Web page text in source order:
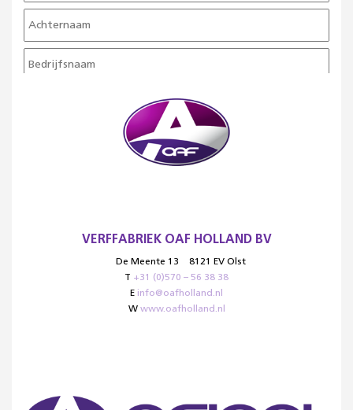
VERFFABRIEK OAF HOLLAND BV
De Meente 13
8121 EV Olst
T +31 (0)570 – 56 38 38
E info@oafholland.nl
W www.oafholland.nl